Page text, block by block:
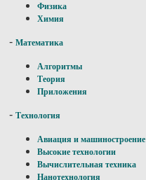
Физика
Химия
- Математика
Алгоритмы
Теория
Приложения
- Технология
Авиация и машиностроение
Высокие технологии
Вычислительная техника
Нанотехнология